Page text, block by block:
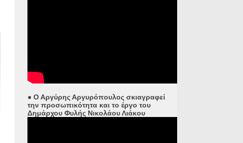
● Ο Αργύρης Αργυρόπουλος σκιαγραφεί
την προσωπικότητα και το έργο του
Δημάρχου Φυλής Νικολάου Λιάκου